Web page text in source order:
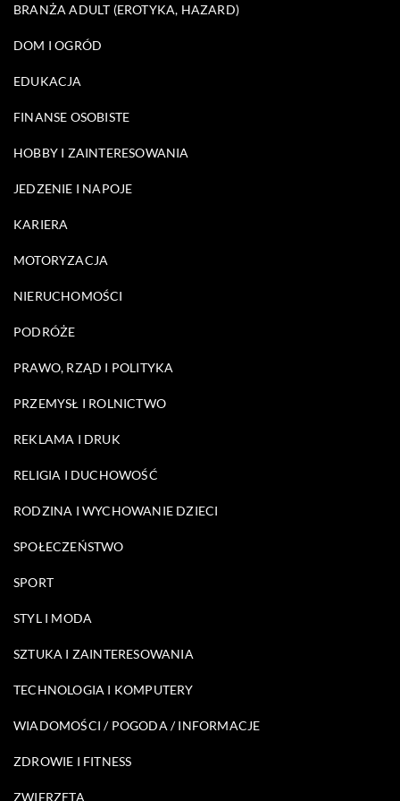
BRANŻA ADULT (EROTYKA, HAZARD)
DOM I OGRÓD
EDUKACJA
FINANSE OSOBISTE
HOBBY I ZAINTERESOWANIA
JEDZENIE I NAPOJE
KARIERA
MOTORYZACJA
NIERUCHOMOŚCI
PODRÓŻE
PRAWO, RZĄD I POLITYKA
PRZEMYSŁ I ROLNICTWO
REKLAMA I DRUK
RELIGIA I DUCHOWOŚĆ
RODZINA I WYCHOWANIE DZIECI
SPOŁECZEŃSTWO
SPORT
STYL I MODA
SZTUKA I ZAINTERESOWANIA
TECHNOLOGIA I KOMPUTERY
WIADOMOŚCI / POGODA / INFORMACJE
ZDROWIE I FITNESS
ZWIERZĘTA